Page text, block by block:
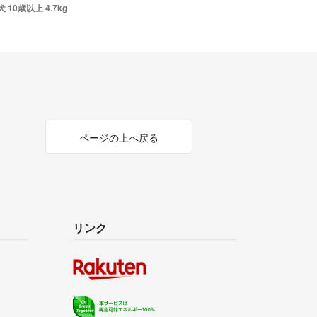
10歳以上 4.7kg
ページの上へ戻る
リンク